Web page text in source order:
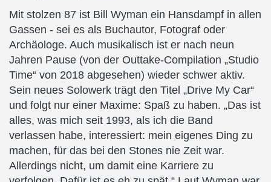
Mit stolzen 87 ist Bill Wyman ein Hansdampf in allen
Gassen - sei es als Buchautor, Fotograf oder
Archäologe. Auch musikalisch ist er nach neun
Jahren Pause (von der Outtake-Compilation „Studio
Time“ von 2018 abgesehen) wieder schwer aktiv.
Sein neues Solowerk trägt den Titel „Drive My Car“
und folgt nur einer Maxime: Spaß zu haben. „Das ist
alles, was mich seit 1993, als ich die Band
verlassen habe, interessiert: mein eigenes Ding zu
machen, für das bei den Stones nie Zeit war.
Allerdings nicht, um damit eine Karriere zu